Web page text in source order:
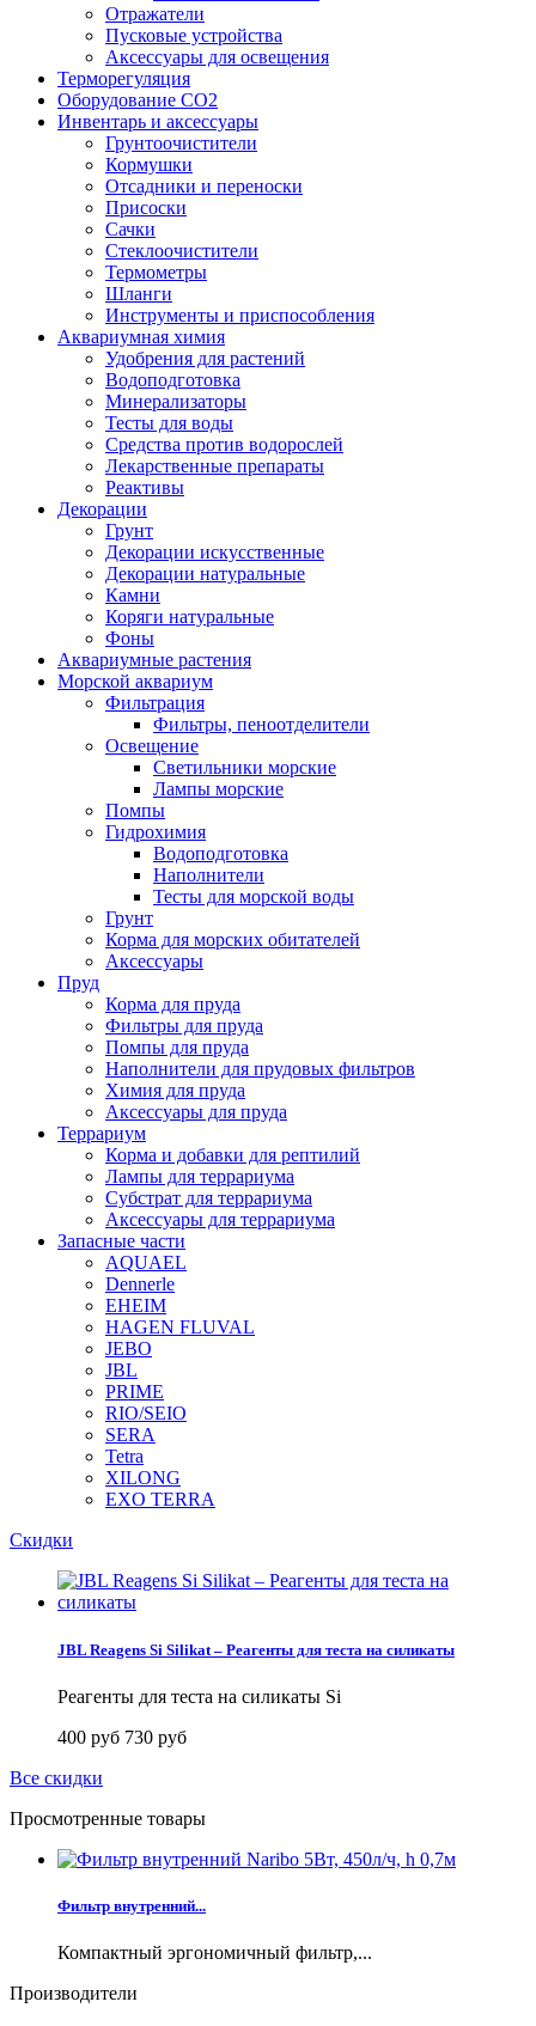
Отражатели
Пусковые устройства
Аксессуары для освещения
Терморегуляция
Оборудование CO2
Инвентарь и аксессуары
Грунтоочистители
Кормушки
Отсадники и переноски
Присоски
Сачки
Стеклоочистители
Термометры
Шланги
Инструменты и приспособления
Аквариумная химия
Удобрения для растений
Водоподготовка
Минерализаторы
Тесты для воды
Средства против водорослей
Лекарственные препараты
Реактивы
Декорации
Грунт
Декорации искусственные
Декорации натуральные
Камни
Коряги натуральные
Фоны
Аквариумные растения
Морской аквариум
Фильтрация
Фильтры, пеноотделители
Освещение
Светильники морские
Лампы морские
Помпы
Гидрохимия
Водоподготовка
Наполнители
Тесты для морской воды
Грунт
Корма для морских обитателей
Аксессуары
Пруд
Корма для пруда
Фильтры для пруда
Помпы для пруда
Наполнители для прудовых фильтров
Химия для пруда
Аксессуары для пруда
Террариум
Корма и добавки для рептилий
Лампы для террариума
Субстрат для террариума
Аксессуары для террариума
Запасные части
AQUAEL
Dennerle
EHEIM
HAGEN FLUVAL
JEBO
JBL
PRIME
RIO/SEIO
SERA
Tetra
XILONG
EXO TERRA
Скидки
JBL Reagens Si Silikat – Реагенты для теста на силикаты
Реагенты для теста на силикаты Si
400 руб 730 руб
Все скидки
Просмотренные товары
Фильтр внутренний...
Компактный эргономичный фильтр,...
Производители